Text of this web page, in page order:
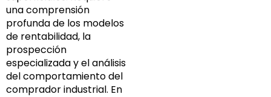
una comprensión
profunda de los modelos
de rentabilidad, la
prospección
especializada y el análisis
del comportamiento del
comprador industrial. En